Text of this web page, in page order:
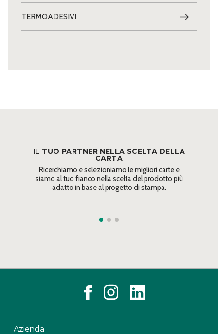
TERMOADESIVI
IL TUO PARTNER NELLA SCELTA DELLA
CARTA
Ricerchiamo e selezioniamo le migliori carte e
siamo al tuo fianco nella scelta del prodotto più
adatto in base al progetto di stampa.
Azienda